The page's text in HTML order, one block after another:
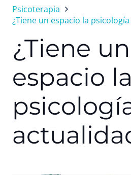
Psicoterapia
¿Tiene un espacio la
¿Tiene un
espacio la